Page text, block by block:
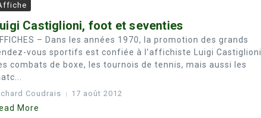
Castiglioni, foot et seventies
– Dans les années 1970, la promotion des grands
vous sportifs est confiée à l’affichiste Luigi Castiglioni.
combats de boxe, les tournois de tennis, mais aussi les
Coudrais 17 août 2012
More